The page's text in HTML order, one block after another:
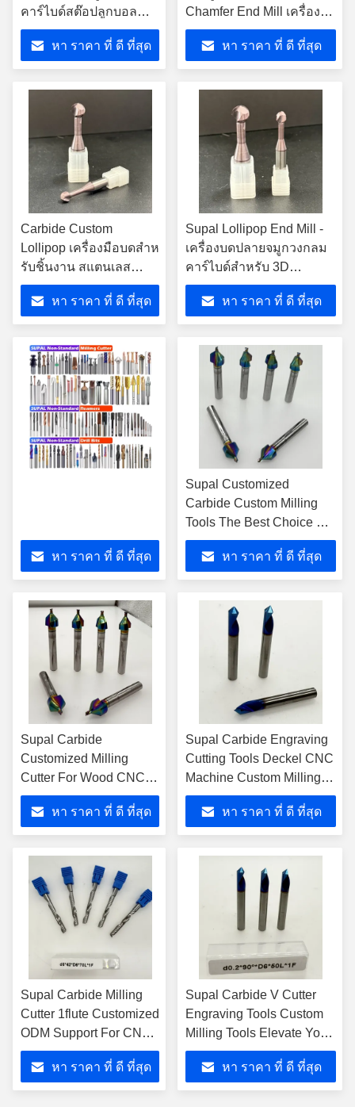
คาร์ไบด์สต๊อปลูกบอล
จมูกปลายโรงงาน
หา ราคา ที่ ดี ที่สุด
Chamfer End Mill เครื่อง
มือตัด OEM / ODM สําหรับ
การแปรรูปแม่นยํา
หา ราคา ที่ ดี ที่สุด
Carbide Custom
Lollipop เครื่องมือบดสําห
รับชิ้นงาน สแตนเลส
คาร์บอน สแตนเลสสแตน
เลสและเครื่อง CNC TTB
หา ราคา ที่ ดี ที่สุด
Supal Lollipop End Mill -
เครื่องบดปลายจมูกวงกลม
คาร์ไบด์สําหรับ 3D
Contouring & Mold
Machiningหา ราคา ที่ ดี ที่สุด
หา ราคา ที่ ดี ที่สุด
Supal Customized
Carbide Custom Milling
Tools The Best Choice For
Wood Machining
หา ราคา ที่ ดี ที่สุด
Supal Carbide
Customized Milling
Cutter For Wood CNC
Machining With 2/4
Flutes DLC Coating
หา ราคา ที่ ดี ที่สุด
Supal Carbide Engraving
Cutting Tools Deckel CNC
Machine Custom Milling
Tools With Customized
ODM Support And
AlTiN/TiAlN Coating
หา ราคา ที่ ดี ที่สุด
Supal Carbide Milling
Cutter 1flute Customized
ODM Support For CNC
Cutting Tools In
Machining Of Hardness
Workpieces
หา ราคา ที่ ดี ที่สุด
Supal Carbide V Cutter
Engraving Tools Custom
Milling Tools Elevate Your
Manufacturing With
Advanced Milling
Solutions
หา ราคา ที่ ดี ที่สุด